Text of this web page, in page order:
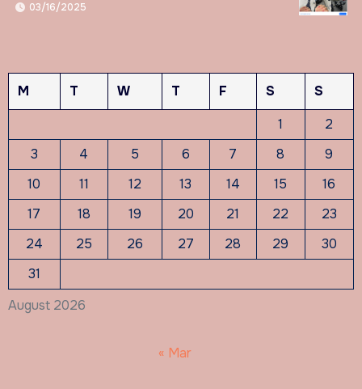
03/16/2025
August 2026
M T W T F S
S
1
2
3
4 5 6 7 8
9
10
11 12 13 14 15
16
17
18 19 20 21 22
23
24
25 26 27 28 29
30
31
« Mar